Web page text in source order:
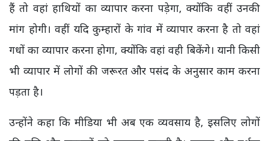
हैं तो वहां हाथियों का व्यापार करना पड़ेगा, क्योंकि वहीं उनकी
मांग होगी। वहीं यदि कुम्हारों के गांव में व्यापार करना है तो वहां
गधों का व्यापार करना होगा, क्योंकि वहां वही बिकेंगे। यानी किसी
भी व्यापार में लोगों की जरूरत और पसंद के अनुसार काम करना
पड़ता है।
उन्होंने कहा कि मीडिया भी अब एक व्यवसाय है, इसलिए लोगों